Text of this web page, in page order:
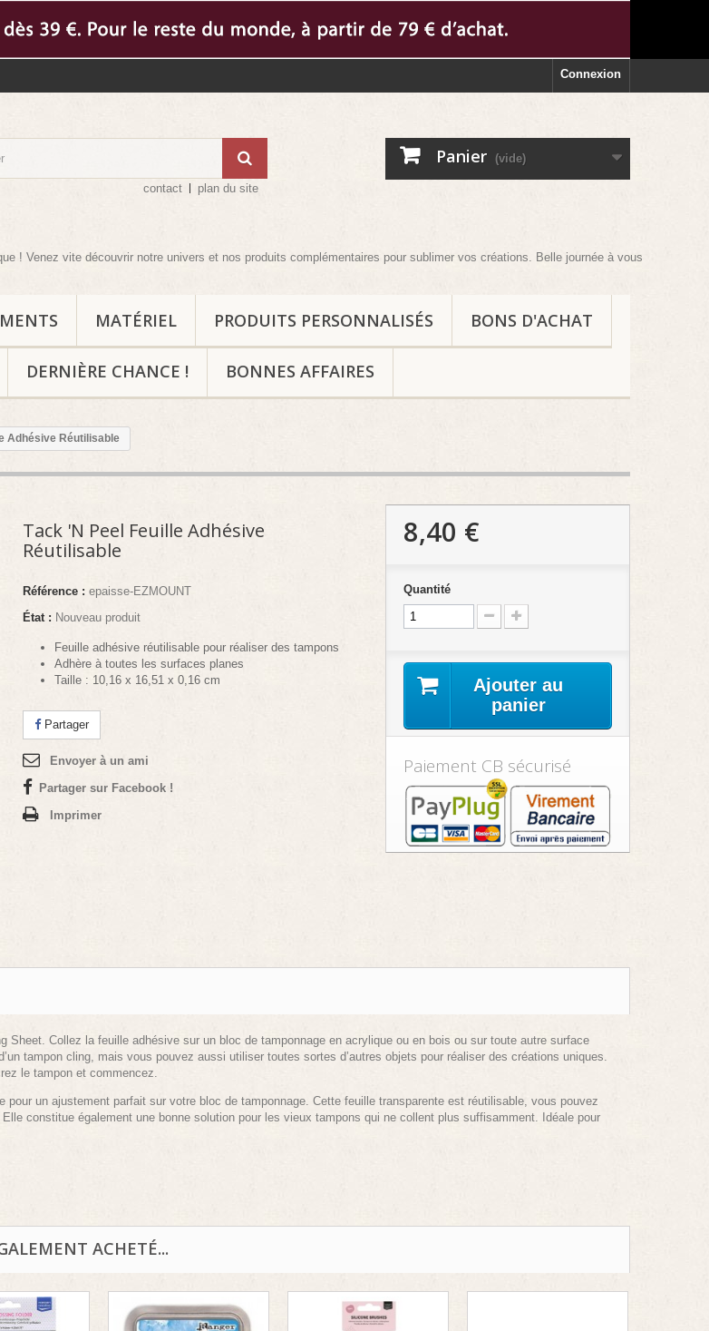
Connexion
Panier (vide)
contact plan du site
vite découvrir notre univers et nos produits complémentaires pour sublimer vos créations. Belle journée à vous et au plaisir !
MATÉRIEL PRODUITS PERSONNALISÉS BONS D'ACHAT
DERNIÈRE CHANCE ! BONNES AFFAIRES
Adhésive Réutilisable
Tack 'N Peel Feuille Adhésive
Réutilisable
Référence : epaisse-EZMOUNT
État : Nouveau produit
Feuille adhésive réutilisable pour réaliser des tampons
Adhère à toutes les surfaces planes
Taille : 10,16 x 16,51 x 0,16 cm
Partager
Envoyer à un ami
Partager sur Facebook !
Imprimer
8,40 €
Quantité
Ajouter au
panier
Paiement CB sécurisé
Sheet. Collez la feuille adhésive sur un bloc de tamponnage en acrylique ou en bois ou sur toute autre surface
tampon cling, mais vous pouvez aussi utiliser toutes sortes d’autres objets pour réaliser des créations uniques.
le tampon et commencez.
un ajustement parfait sur votre bloc de tamponnage. Cette feuille transparente est réutilisable, vous pouvez
constitue également une bonne solution pour les vieux tampons qui ne collent plus suffisamment. Idéale pour
ACHETÉ...